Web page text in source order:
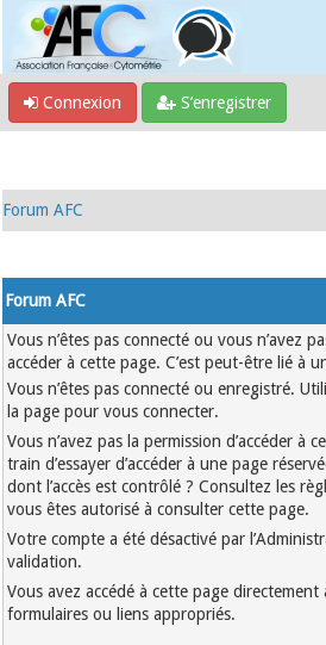
Connexion S’enregistrer
Forum AFC
Forum AFC
Vous n’êtes pas connecté ou vous n’avez
accéder à cette page. C’est peut-être lié à
Vous n’êtes pas connecté ou enregistré.
la page pour vous connecter.
Vous n’avez pas la permission d’accéder à
train d’essayer d’accéder à une page
dont l’accès est contrôlé ? Consultez les
vous êtes autorisé à consulter cette page.
Votre compte a été désactivé par
validation.
Vous avez accédé à cette page directement
formulaires ou liens appropriés.